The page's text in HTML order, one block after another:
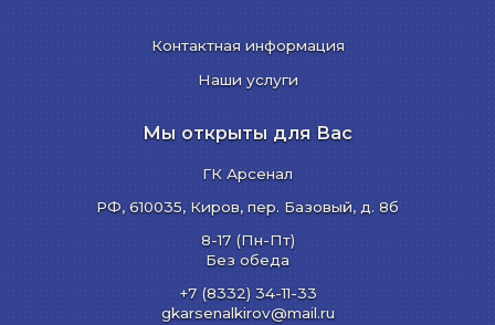
Контактная информация
Наши услуги
Мы открыты для Вас
ГК Арсенал
РФ, 610035, Киров, пер. Базовый, д. 8б
8-17 (Пн-Пт)
Без обеда
+7 (8332) 34-11-33
gkarsenalkirov@mail.ru